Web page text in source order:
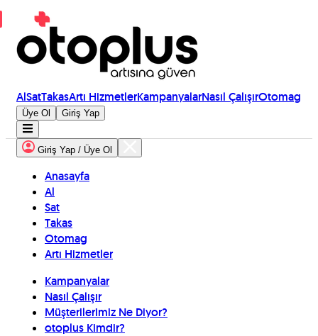
AlSatTakasArtı HizmetlerKampanyalarNasıl ÇalışırOtomag
Üye Ol Giriş Yap
Giriş Yap / Üye Ol
Anasayfa
Al
Sat
Takas
Otomag
Artı Hizmetler
Kampanyalar
Nasıl Çalışır
Müşterilerimiz Ne Diyor?
otoplus Kimdir?